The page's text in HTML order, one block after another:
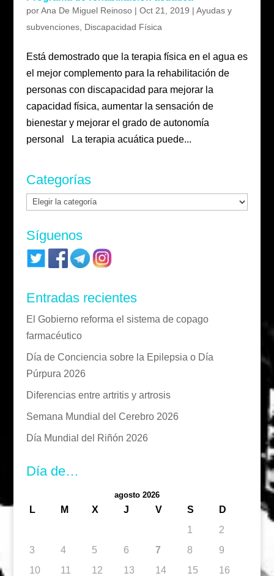
porAna De Miguel Reinoso| Oct 21, 2019 | Ayudas y
subvenciones, Discapacidad Física
Está demostrado que la terapia física en el agua es
el mejor complemento para la rehabilitación de
personas con discapacidad para mejorar la
capacidad física, aumentar la sensación de
bienestar y mejorar el grado de autonomía
personal La terapia acuática puede...
Categorías
Categorías
Síguenos
Entradas recientes
El Gobierno reforma el sistema de copago
farmacéutico
Día de Conciencia sobre la Epilepsia o Día
Púrpura 2026
Diferencias entre artritis y artrosis
Semana Mundial del Cerebro 2026
Día Mundial del Riñón 2026
Día de…
agosto 2026
L M X J V S
D
1
2
3
4 5 6 7 8
9
10
11 12 13 14 15
16